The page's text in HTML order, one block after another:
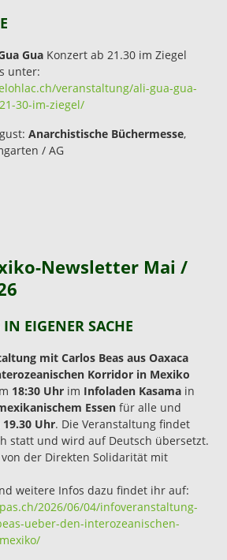
Gua Konzert ab 21.30 im Ziegel
unter:
veranstaltung/ali-gua-gua-
30-im-ziegel/
Anarchistische Büchermesse,
/ AG
Newsletter Mai /
EIGENER SACHE
mit Carlos Beas aus Oaxaca
Korridor in Mexiko
18:30 Uhr im Infoladen Kasama in
Essen für alle und
19.30 Uhr. Die Veranstaltung findet
statt und wird auf Deutsch übersetzt.
der Direkten Solidarität mit
weitere Infos dazu findet ihr auf:
2026/06/04/infoveranstaltung-
ueber-den-interozeanischen-